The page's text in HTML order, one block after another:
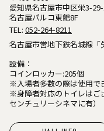
愛知県名古屋市中区栄3-
名古屋パルコ東館8F
TEL: 052-264-8211
名古屋市営地下鉄名城線「
設備：
コインロッカー:205個
※入場者多数の際は使用で
※身障者対応のトイレはご
センチュリーシネマに有）